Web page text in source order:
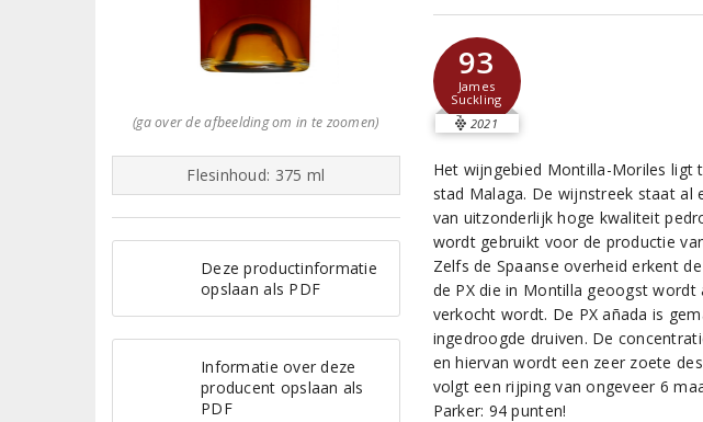
(ga over de afbeelding om in te zoomen)
Flesinhoud: 375 ml
Deze productinformatie
opslaan als PDF
Informatie over deze
producent opslaan als
PDF
93
James
Suckling
2021
Het wijngebied Montilla-Moriles ligt
stad Malaga. De wijnstreek staat al
van uitzonderlijk hoge kwaliteit
wordt gebruikt voor de productie
Zelfs de Spaanse overheid erkent
de PX die in Montilla geoogst wordt
verkocht wordt. De PX añada is
ingedroogde druiven. De
en hiervan wordt een zeer zoete
volgt een rijping van ongeveer 6
Parker: 94 punten!